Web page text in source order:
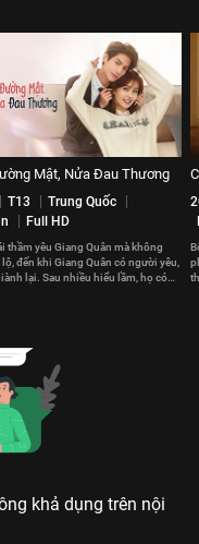
Mật, Nửa Đau Thương
T13
Trung Quốc
Full HD
thầm yêu Giang Quân mà không
đến khi Giang Quân có người yêu,
lại. Sau nhiều hiểu lầm, họ có
khả dụng trên nội